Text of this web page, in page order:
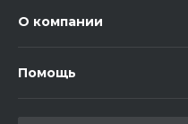
О компании
Помощь